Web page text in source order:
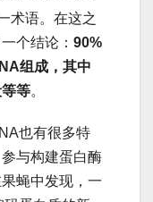
术语。在这之
个结论： 90%
组成，其中
等。
也有很多特
与构建蛋白酶
蝇中发现，一